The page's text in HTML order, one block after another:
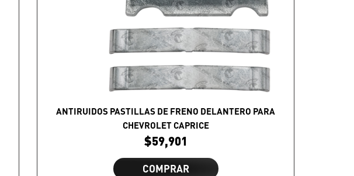
ANTIRUIDOS PASTILLAS DE FRENO DELANTERO PARA
CHEVROLET CAPRICE
$59,901
COMPRAR